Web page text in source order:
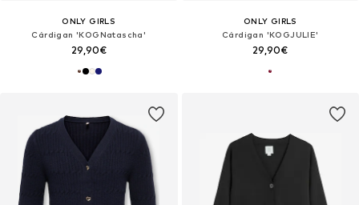
ONLY GIRLS
Cárdigan 'KOGNatascha'
29,90€
ONLY GIRLS
Cárdigan 'KOGJULIE'
29,90€